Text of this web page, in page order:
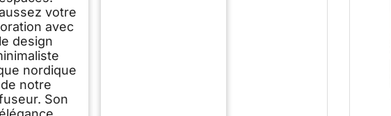
votre
avec
le design
nordique
de notre
Son